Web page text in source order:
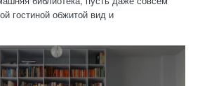
гостиной обжитой вид и